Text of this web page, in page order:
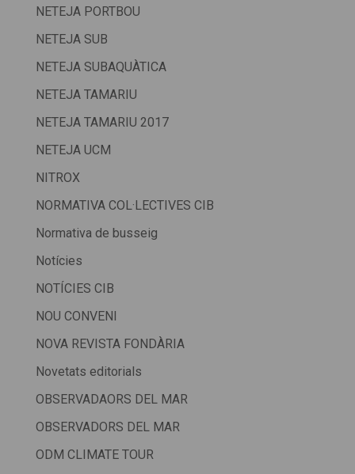
NETEJA PORTBOU
NETEJA SUB
NETEJA SUBAQUÀTICA
NETEJA TAMARIU
NETEJA TAMARIU 2017
NETEJA UCM
NITROX
NORMATIVA COL·LECTIVES CIB
Normativa de busseig
Notícies
NOTÍCIES CIB
NOU CONVENI
NOVA REVISTA FONDÀRIA
Novetats editorials
OBSERVADAORS DEL MAR
OBSERVADORS DEL MAR
ODM CLIMATE TOUR